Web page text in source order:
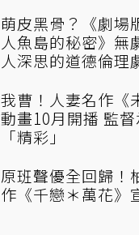
萌皮黑骨？《劇場
人魚島的秘密》無
人深思的道德倫理
我曹！人妻名作《
動畫10月開播 監
「精彩」
原班聲優全回歸！
作《千戀＊萬花》